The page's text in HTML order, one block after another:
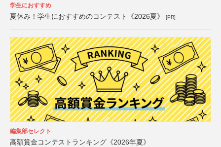
学生におすすめ
夏休み！学生におすすめのコンテスト《2026夏》 [PR]
編集部セレクト
高額賞金コンテストランキング《2026年夏》